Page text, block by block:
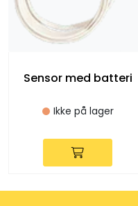
Sensor med batteri
Ikke på lager